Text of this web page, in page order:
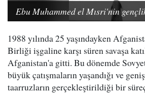
Ebu Muhammed el Mısri'nin
1988 yılında 25 yaşındayken
Birliği işgaline karşı süren savaşa
Afganistan'a gitti. Bu dönemde
büyük çatışmaların yaşandığı ve
taarruzların gerçekleştirildiği bir